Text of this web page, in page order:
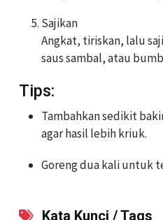
Sajikan
Angkat, tiriskan, lalu
saus sambal, atau
Tips:
Tambahkan sedikit
agar hasil lebih kriuk.
Goreng dua kali untuk
Kata Kunci / Tags